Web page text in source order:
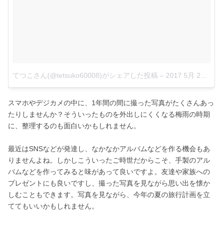
てつこさん(@tetsuko60008)がシェアした投稿 – 2017 5月 25 4:37午前 PDT
スマホやデジカメの中に、1年間の間に撮った写真がたくさんあっ
たりしませんか？そういったものを外出しにくくなる梅雨の時期
に、整理するのも面白いかもしれません。
最近はSNSなどが発達し、なかなかアルバムなどを作る機会もあ
りませんよね。しかしこういったご時世だからこそ、手製のアル
バムなどを作ってみると味があって良いですよ。友達や家族への
プレゼントにも良いですし、撮った写真を見ながら思い出を懐か
しむこともできます。写真を見ながら、今年の夏の旅行計画を立
ててもいいかもしれません。